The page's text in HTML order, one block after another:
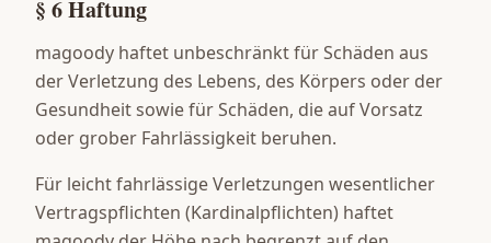
§ 6 Haftung
magoody haftet unbeschränkt für Schäden aus
der Verletzung des Lebens, des Körpers oder der
Gesundheit sowie für Schäden, die auf Vorsatz
oder grober Fahrlässigkeit beruhen.
Für leicht fahrlässige Verletzungen wesentlicher
Vertragspflichten (Kardinalpflichten) haftet